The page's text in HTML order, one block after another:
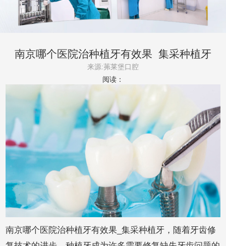
南京哪个医院治种植牙有效果_集采种植牙
来源:茀莱堡口腔
阅读：
南京哪个医院治种植牙有效果_集采种植牙，随着牙齿修